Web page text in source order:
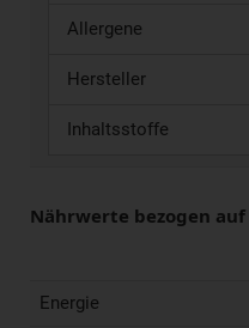
Allergene
Hersteller
Inhaltsstoffe
Nährwerte bezogen
Energie